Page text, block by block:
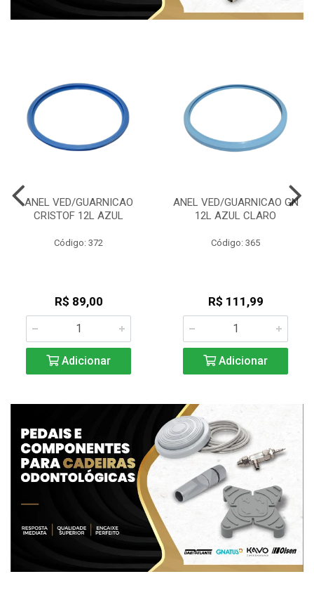
ANEL VED/GUARNICAO
CRISTOF 12L AZUL
Código: 372
R$ 89,00
Adicionar
ANEL VED/GUARNICAO GN
12L AZUL CLARO
Código: 365
R$ 111,99
Adicionar